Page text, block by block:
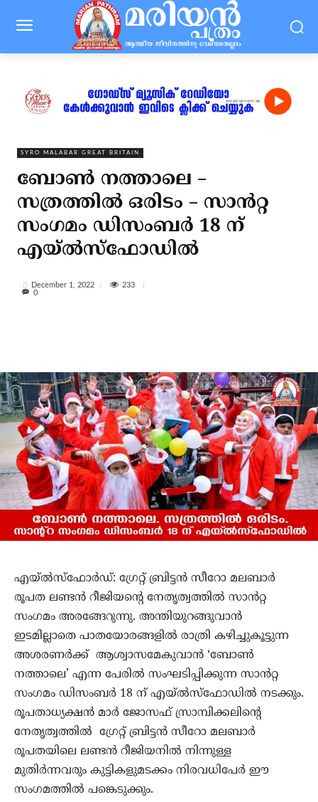
SYRO MALABAR GREAT BRITAIN
ബോൺ നത്താലെ –
സത്രത്തിൽ ഒരിടം – സാൻറ്റ
സംഗമം ഡിസംബർ 18 ന്
എയ്‌ൽസ്‌ഫോഡിൽ
December 1, 2022
233
0
എയ്‌ൽസ്‌ഫോർഡ്: ഗ്രേറ്റ് ബ്രിട്ടൻ സീറോ മലബാർ
രൂപത ലണ്ടൻ റീജിയന്റെ നേതൃത്വത്തിൽ സാൻറ്റ
സംഗമം അരങ്ങേറുന്നു. അന്തിയുറങ്ങുവാൻ
ഇടമില്ലാതെ പാതയോരങ്ങളിൽ രാത്രി കഴിച്ചുകൂട്ടുന്ന
അശരണർക്ക് ആശ്വാസമേകുവാൻ ‘ബോൺ
നത്താലെ’ എന്ന പേരിൽ സംഘടിപ്പിക്കുന്ന സാൻറ്റ
സംഗമം ഡിസംബർ 18 ന് എയ്‌ൽസ്‌ഫോഡിൽ നടക്കും.
രൂപതാധ്യക്ഷൻ മാർ ജോസഫ് സ്രാമ്പിക്കലിന്റെ
നേതൃത്വത്തിൽ ഗ്രേറ്റ് ബ്രിട്ടൻ സീറോ മലബാർ
രൂപതയിലെ ലണ്ടൻ റീജിയനിൽ നിന്നുള്ള
മുതിർന്നവരും കുട്ടികളുമടക്കം നിരവധിപേർ ഈ
സംഗമത്തിൽ പങ്കെടുക്കും.